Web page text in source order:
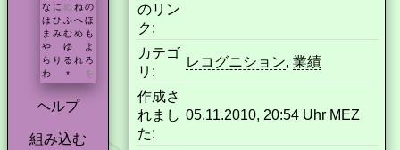
な に ぬ ね の
は ひ ふ へ ほ
ま み む め も
や
ゆ
よ
ら り る れ ろ
わ
* を
ヘルプ
組み込む
のリン
ク:
カテゴ
リ:
レコグニション, 業績
作成さ
れまし
た:
05.11.2010, 20:54 Uhr MEZ